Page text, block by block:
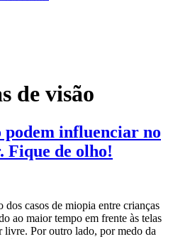
de visão
podem influenciar no
Fique de olho!
dos casos de miopia entre crianças
ao maior tempo em frente às telas
livre. Por outro lado, por medo da